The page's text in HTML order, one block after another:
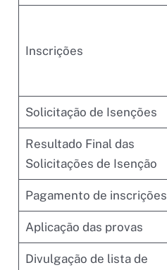
Inscrições
Solicitação de Isenções
Resultado Final das
Solicitações de Isenção
Pagamento de inscrições
Aplicação das provas
Divulgação de lista de